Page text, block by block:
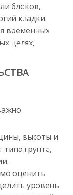
блоков,
кладки.
временных
целях,
высоты и
типа грунта,
оценить
уровень